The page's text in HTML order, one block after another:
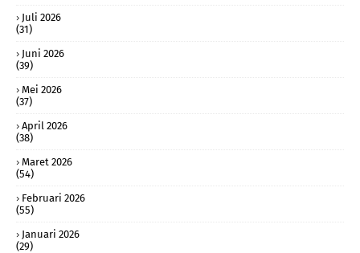
Juli 2026
(31)
Juni 2026
(39)
Mei 2026
(37)
April 2026
(38)
Maret 2026
(54)
Februari 2026
(55)
Januari 2026
(29)